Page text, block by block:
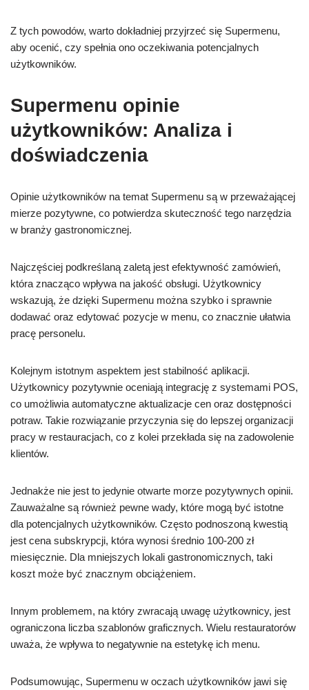
Z tych powodów, warto dokładniej przyjrzeć się Supermenu,
aby ocenić, czy spełnia ono oczekiwania potencjalnych
użytkowników.
Supermenu opinie
użytkowników: Analiza i
doświadczenia
Opinie użytkowników na temat Supermenu są w przeważającej
mierze pozytywne, co potwierdza skuteczność tego narzędzia
w branży gastronomicznej.
Najczęściej podkreślaną zaletą jest efektywność zamówień,
która znacząco wpływa na jakość obsługi. Użytkownicy
wskazują, że dzięki Supermenu można szybko i sprawnie
dodawać oraz edytować pozycje w menu, co znacznie ułatwia
pracę personelu.
Kolejnym istotnym aspektem jest stabilność aplikacji.
Użytkownicy pozytywnie oceniają integrację z systemami POS,
co umożliwia automatyczne aktualizacje cen oraz dostępności
potraw. Takie rozwiązanie przyczynia się do lepszej organizacji
pracy w restauracjach, co z kolei przekłada się na zadowolenie
klientów.
Jednakże nie jest to jedynie otwarte morze pozytywnych opinii.
Zauważalne są również pewne wady, które mogą być istotne
dla potencjalnych użytkowników. Często podnoszoną kwestią
jest cena subskrypcji, która wynosi średnio 100-200 zł
miesięcznie. Dla mniejszych lokali gastronomicznych, taki
koszt może być znacznym obciążeniem.
Innym problemem, na który zwracają uwagę użytkownicy, jest
ograniczona liczba szablonów graficznych. Wielu restauratorów
uważa, że wpływa to negatywnie na estetykę ich menu.
Podsumowując, Supermenu w oczach użytkowników jawi się